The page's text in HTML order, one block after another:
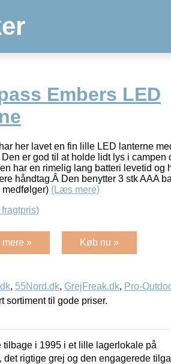
Embers LED
her lavet en fin lille LED lanterne
Den er god til at holde lidt lys i campen
har en rimelig lang batteri levetid og
håndtag.Â Den benytter 3 stk AAA
medfølger) (Læs mere)
fragtpris)
» Køb nu »
, 55Nord.dk, GrejFreak.dk, Pro-
sortiment til gode priser.
tilbage i 1995 i et lille lagerlokale på
det rigtige grej og den engagerede